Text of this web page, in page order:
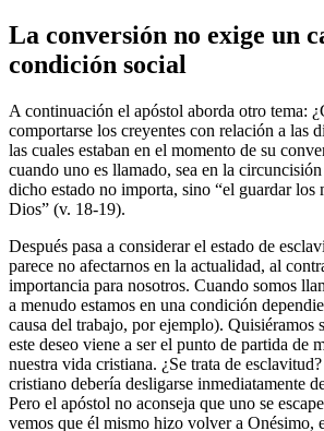
La conversión no exige un
condición social
A continuación el apóstol aborda otro tema:
comportarse los creyentes con relación a las
las cuales estaban en el momento de su
cuando uno es llamado, sea en la
dicho estado no importa, sino “el guardar los
Dios” (v. 18-19).
Después pasa a considerar el estado de
parece no afectarnos en la actualidad, al
importancia para nosotros. Cuando somos
a menudo estamos en una condición
causa del trabajo, por ejemplo). Quisiéramos
este deseo viene a ser el punto de partida de
nuestra vida cristiana. ¿Se trata de
cristiano debería desligarse inmediatamente
Pero el apóstol no aconseja que uno se
vemos que él mismo hizo volver a Onésimo,